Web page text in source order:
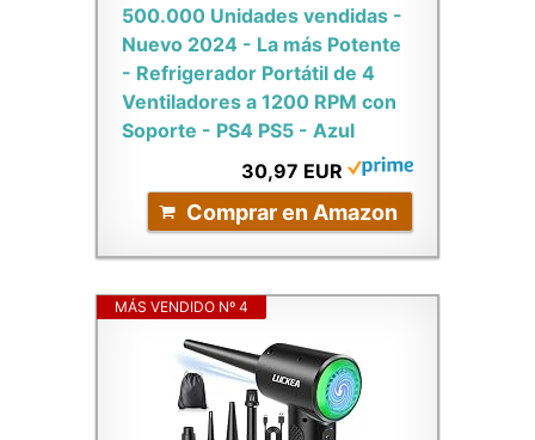
500.000 Unidades vendidas -
Nuevo 2024 - La más Potente
- Refrigerador Portátil de 4
Ventiladores a 1200 RPM con
Soporte - PS4 PS5 - Azul
30,97 EUR
Comprar en Amazon
MÁS VENDIDO Nº 4